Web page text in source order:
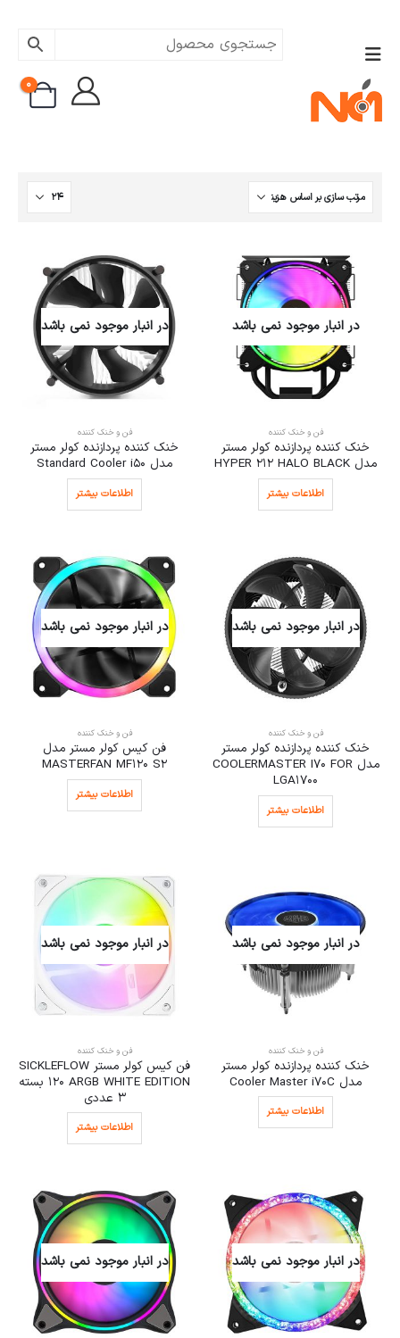
0
در انبار موجود نمی باشد
فن و خنک کننده
خنک کننده پردازنده کولر مستر
مدل HYPER 212 HALO BLACK
اطلاعات بیشتر
در انبار موجود نمی باشد
فن و خنک کننده
خنک کننده پردازنده کولر مستر
مدل Standard Cooler i50
اطلاعات بیشتر
در انبار موجود نمی باشد
فن و خنک کننده
خنک کننده پردازنده کولر مستر
مدل COOLERMASTER I70 FOR
LGA1700
اطلاعات بیشتر
در انبار موجود نمی باشد
فن و خنک کننده
فن کیس کولر مستر مدل
MASTERFAN MF120 S2
اطلاعات بیشتر
در انبار موجود نمی باشد
فن و خنک کننده
خنک کننده پردازنده کولر مستر
مدل Cooler Master i70C
اطلاعات بیشتر
در انبار موجود نمی باشد
فن و خنک کننده
فن کیس کولر مستر SICKLEFLOW
120 ARGB WHITE EDITION بسته
3 عددی
اطلاعات بیشتر
در انبار موجود نمی باشد در انبار موجود نمی باشد